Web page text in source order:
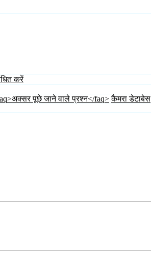
करें
पूछे जाने वाले प्रश्न</faq> कैमरा डेटाबेस